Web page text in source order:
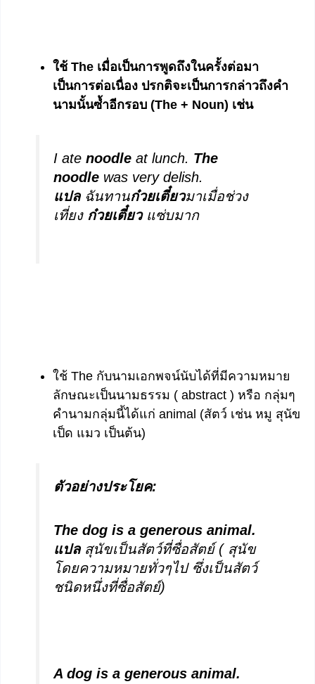
ใช้The เมื่อเป็นการพูดถึงในครั้งต่อมา
เป็นการต่อเนื่อง ปรกติจะเป็นการกล่าวถึงคำ
นามนั้นซ้ำอีกรอบ (The + Noun) เช่น
I ate noodleat lunch. The
noodlewas very delish.
แปล ฉันทานก๋วยเตี๋ยวมาเมื่อช่วง
เที่ยง ก๋วยเตี๋ยวแซ่บมาก
ใช้ The กับนามเอกพจน์นับได้ที่มีความหมาย
ลักษณะเป็นนามธรรม ( abstract ) หรือ กลุ่มๆ
คำนามกลุ่มนี้ได้แก่ animal (สัตว์ เช่น หมู สุนัข
เป็ด แมว เป็นต้น)
ตัวอย่างประโยค:
The dog is a generous animal.
แปลสุนัขเป็นสัตว์ที่ซื่อสัตย์ ( สุนัข
โดยความหมายทั่วๆไป ซึ่งเป็นสัตว์
ชนิดหนึ่งที่ซื่อสัตย์)
A dog is a generous animal.